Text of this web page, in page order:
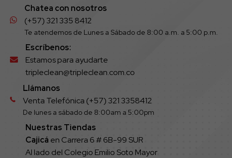
Chatea con nosotros
(+57) 321 335 8412
Te atendemos de Lunes a Sábado de 8:00 a.m. a 5:00 p.m.
Escríbenos:
Estamos para ayudarte
tripleclean@tripleclean.com.co
Llámanos
Venta Telefónica (+57) 321 3358412
De lunes a sábado de 8:00am a 5:00pm
Nuestras Tiendas
Cajicá en Carrera 6 # 6B-99 SUR
Al lado del Colegio Emilio Soto Mayor